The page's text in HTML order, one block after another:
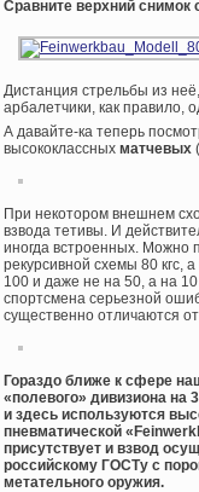
Сравните верхний снимок
Дистанция стрельбы из
арбалетчики, как правило,
А давайте-ка теперь
высококлассных матчевых
При некотором внешнем
взвода тетивы. И
иногда встроенных. Можно
рекурсивной схемы 80 кгс,
100 и даже не на 50, а на
спортсмена серьезной
существенно отличаются
Гораздо ближе к сфере
«полевого» дивизиона на
и здесь используются
пневматической
присутствует и взвод
российскому ГОСТу с
метательного оружия.